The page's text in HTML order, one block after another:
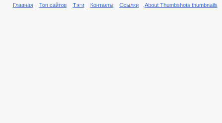
Главная Топ сайтов Тэги Контакты Ссылки About Thumbshots thumbnails